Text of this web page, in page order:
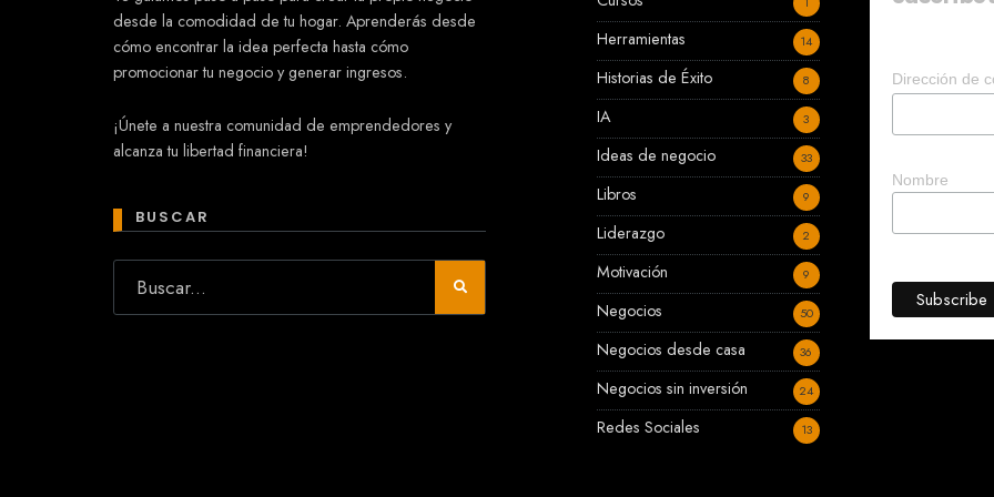
desde la comodidad de tu hogar. Aprenderás desde
cómo encontrar la idea perfecta hasta cómo
promocionar tu negocio y generar ingresos.
¡Únete a nuestra comunidad de emprendedores y
alcanza tu libertad financiera!
BUSCAR
Herramientas 14
Historias de Éxito 8
IA 3
Ideas de negocio 33
Libros 9
Liderazgo 2
Motivación 9
Negocios 50
Negocios desde casa 36
Negocios sin inversión 24
Redes Sociales 13
Dirección de
Nombre
En línea
¿Quieres que te ayude a crear un
negocio?